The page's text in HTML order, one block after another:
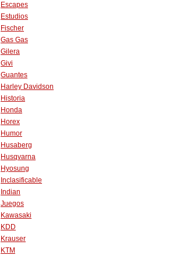
Escapes
Estudios
Fischer
Gas Gas
Gilera
Givi
Guantes
Harley Davidson
Historia
Honda
Horex
Humor
Husaberg
Husqvarna
Hyosung
Inclasificable
Indian
Juegos
Kawasaki
KDD
Krauser
KTM